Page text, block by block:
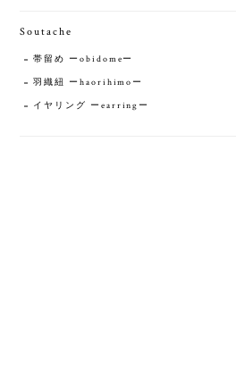
Soutache
帯留め ーobidomeー
羽織紐 ーhaorihimoー
イヤリング ーearringー